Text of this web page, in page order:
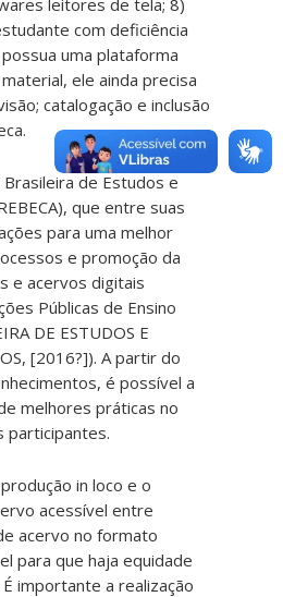
com deficiência
uma plataforma
ele ainda precisa
catalogação e inclusão
de Estudos e
que entre suas
para uma melhor
e promoção da
e acervos digitais
Públicas de Ensino
DE ESTUDOS E
[2016?]). A partir do
é possível a
melhores práticas no
participantes.
in loco e o
acessível entre
acervo no formato
para que haja equidade
importante a realização